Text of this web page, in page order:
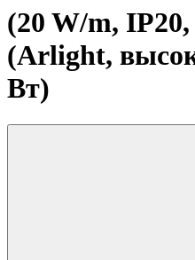
(20 W/m,
(Arlight,
Вт)